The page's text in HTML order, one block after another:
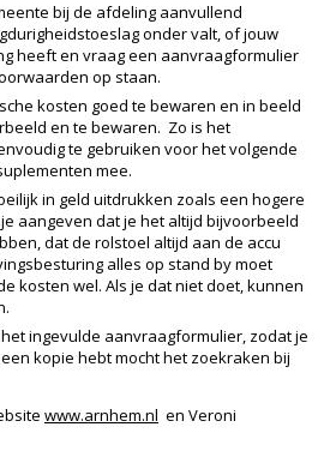
bij de afdeling aanvullend
onder valt, of jouw
heeft en vraag een aanvraagformulier
op staan.
kosten goed te bewaren en in beeld
en te bewaren. Zo is het
te gebruiken voor het volgende
mee.
in geld uitdrukken zoals een hogere
aangeven dat je het altijd bijvoorbeeld
dat de rolstoel altijd aan de accu
alles op stand by moet
kosten wel. Als je dat niet doet, kunnen
ingevulde aanvraagformulier, zodat je
kopie hebt mocht het zoekraken bij
www.arnhem.nl en Veroni